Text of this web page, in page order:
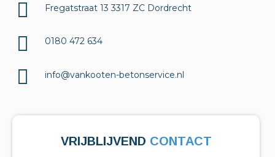
Fregatstraat 13 3317 ZC Dordrecht
0180 472 634
info@vankooten-betonservice.nl
VRIJBLIJVEND CONTACT